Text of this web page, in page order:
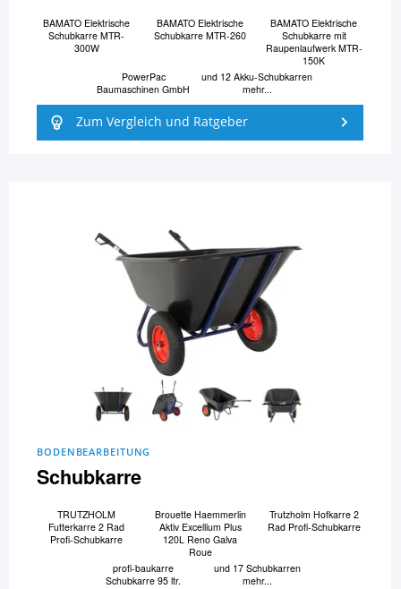
BAMATO Elektrische
Schubkarre MTR-
300W
BAMATO Elektrische
Schubkarre MTR-260
BAMATO Elektrische
Schubkarre mit
Raupenlaufwerk MTR-
150K
PowerPac
Baumaschinen GmbH
und 12 Akku-Schubkarren
mehr...
Zum Vergleich und Ratgeber
BODENBEARBEITUNG
Schubkarre
TRUTZHOLM
Futterkarre 2 Rad
Profi-Schubkarre
Brouette Haemmerlin
Aktiv Excellium Plus
120L Reno Galva
Roue
Trutzholm Hofkarre 2
Rad Profi-Schubkarre
profi-baukarre
Schubkarre 95 ltr.
und 17 Schubkarren
mehr...